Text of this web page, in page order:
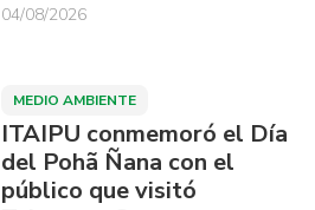
04/08/2026
MEDIO AMBIENTE
ITAIPU conmemoró el Día
del Pohã Ñana con el
público que visitó